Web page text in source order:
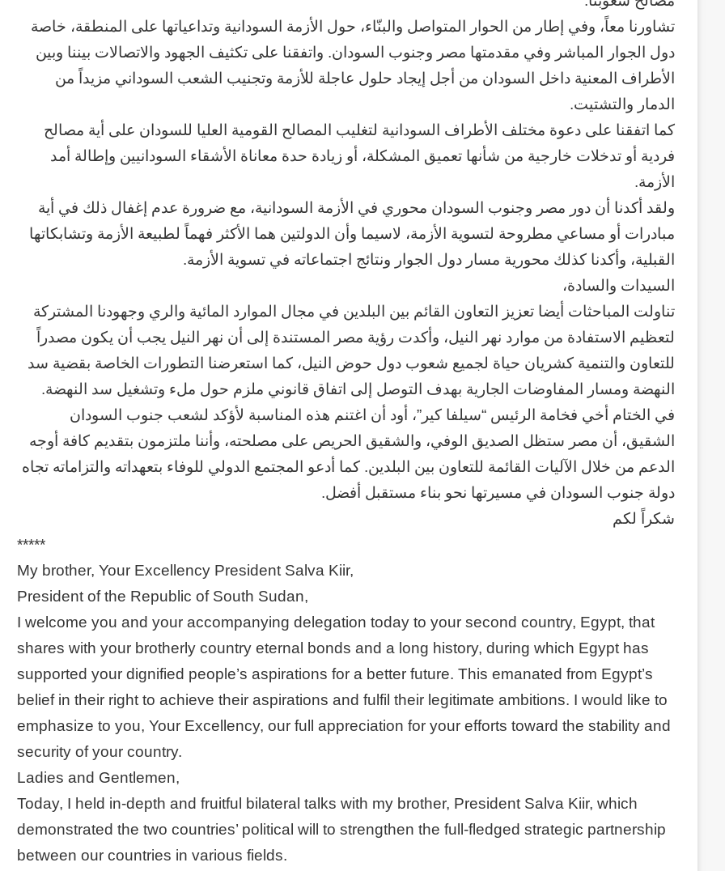
تشاورنا معاً، وفي إطار من الحوار المتواصل والبنّاء، حول الأزمة السودانية وتداعياتها على المنطقة، خاصة
دول الجوار المباشر وفي مقدمتها مصر وجنوب السودان. واتفقنا على تكثيف الجهود والاتصالات بيننا وبين
الأطراف المعنية داخل السودان من أجل إيجاد حلول عاجلة للأزمة وتجنيب الشعب السوداني مزيداً من
الدمار والتشتيت.
كما اتفقنا على دعوة مختلف الأطراف السودانية لتغليب المصالح القومية العليا للسودان على أية مصالح
فردية أو تدخلات خارجية من شأنها تعميق المشكلة، أو زيادة حدة معاناة الأشقاء السودانيين وإطالة أمد
الأزمة.
ولقد أكدنا أن دور مصر وجنوب السودان محوري في الأزمة السودانية، مع ضرورة عدم إغفال ذلك في أية
مبادرات أو مساعي مطروحة لتسوية الأزمة، لاسيما وأن الدولتين هما الأكثر فهماً لطبيعة الأزمة وتشابكاتها
القبلية، وأكدنا كذلك محورية مسار دول الجوار ونتائج اجتماعاته في تسوية الأزمة.
السيدات والسادة،
تناولت المباحثات أيضا تعزيز التعاون القائم بين البلدين في مجال الموارد المائية والري وجهودنا المشتركة
لتعظيم الاستفادة من موارد نهر النيل، وأكدت رؤية مصر المستندة إلى أن نهر النيل يجب أن يكون مصدراً
للتعاون والتنمية كشريان حياة لجميع شعوب دول حوض النيل، كما استعرضنا التطورات الخاصة بقضية سد
النهضة ومسار المفاوضات الجارية بهدف التوصل إلى اتفاق قانوني ملزم حول ملء وتشغيل سد النهضة.
في الختام أخي فخامة الرئيس “سيلفا كير”، أود أن اغتنم هذه المناسبة لأؤكد لشعب جنوب السودان
الشقيق، أن مصر ستظل الصديق الوفي، والشقيق الحريص على مصلحته، وأننا ملتزمون بتقديم كافة أوجه
الدعم من خلال الآليات القائمة للتعاون بين البلدين. كما أدعو المجتمع الدولي للوفاء بتعهداته والتزاماته تجاه
دولة جنوب السودان في مسيرتها نحو بناء مستقبل أفضل.
شكراً لكم
*****
My brother, Your Excellency President Salva Kiir,
President of the Republic of South Sudan,
I welcome you and your accompanying delegation today to your second country, Egypt, that
shares with your brotherly country eternal bonds and a long history, during which Egypt has
supported your dignified people’s aspirations for a better future. This emanated from Egypt’s
belief in their right to achieve their aspirations and fulfil their legitimate ambitions. I would like to
emphasize to you, Your Excellency, our full appreciation for your efforts toward the stability and
security of your country.
Ladies and Gentlemen,
Today, I held in-depth and fruitful bilateral talks with my brother, President Salva Kiir, which
demonstrated the two countries’ political will to strengthen the full-fledged strategic partnership
between our countries in various fields.
الـ
CIA
و
يوليو..
سبعون
المراقبة
وإعادة
الحسابات
منذ أسبوعين
وكالة الـ CIA و ٢٣ يوليو.. سبعون عاماً من المراقبة
وإعادة الحسابات
حربين
والضربة
(٣)
منذ 21 ساعة
الحرب حربين والضربة القاضية (٣)